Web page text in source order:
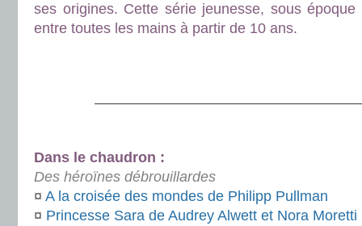
ses origines. Cette série jeunesse, sous
entre toutes les mains à partir de 10 ans.
Dans le chaudron :
Des héroïnes débrouillardes
¤ A la croisée des mondes de Philipp Pullman
¤ Princesse Sara de Audrey Alwett et Nora Moretti